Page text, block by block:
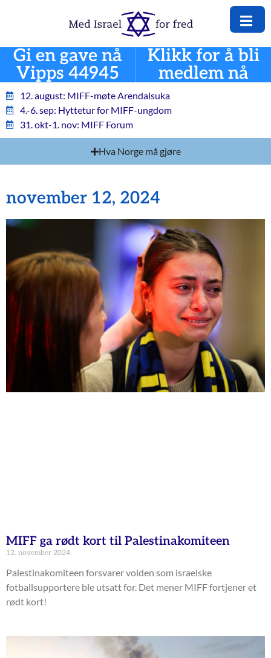
Gi en gave nå
Vipps 44945
Klikk for å bli
medlem nå
12. august: MIFF-møte Arendalsuka
4.-6. sep: Hyttetur for MIFF-ungdom
31. okt-1. nov: MIFF Forum
Hva Norge må gjøre
november 12, 2024
MIFF ga rødt kort til Palestinakomiteen
12. november 2024
Palestinakomiteen forsvarer volden som israelske
fotballsupportere ble utsatt for. Det mener MIFF fortjener et
rødt kort!